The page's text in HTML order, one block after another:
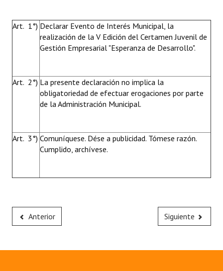
Art. 1°) Declarar Evento de Interés Municipal, la
realización de la V Edición del Certamen Juvenil de
Gestión Empresarial "Esperanza de Desarrollo".
Art. 2°) La presente declaración no implica la
obligatoriedad de efectuar erogaciones por parte
de la Administración Municipal.
Art. 3°) Comuníquese. Dése a publicidad. Tómese razón.
Cumplido, archívese.
Anterior Siguiente